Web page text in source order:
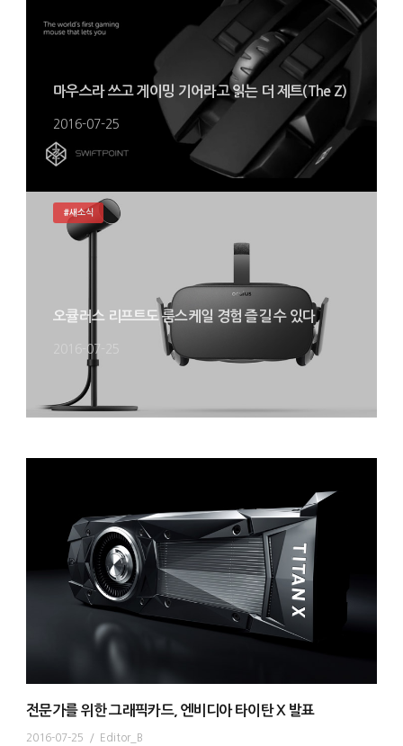
마우스라 쓰고 게이밍 기어라고 읽는 더 제트(The Z)
2016-07-25
오큘러스 리프트도 룸스케일 경험 즐길 수 있다
2016-07-25
#새소식
전문가를 위한 그래픽카드, 엔비디아 타이탄 X 발표
2016-07-25 / Editor_B